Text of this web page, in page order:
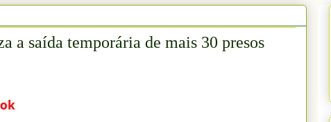
a saída temporária de mais 30 presos